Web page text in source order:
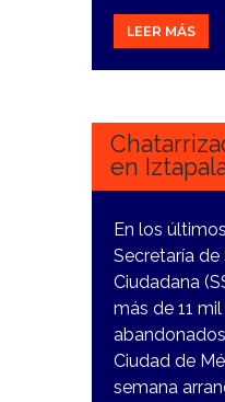
LEER MÁS
26
en
En los
Secretaría de
Ciudadana
más de 11
Ciudad de
semana